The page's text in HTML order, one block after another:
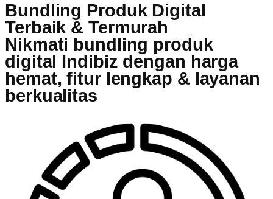
Bundling Produk Digital
Terbaik & Termurah
Nikmati bundling produk
digital Indibiz dengan harga
hemat, fitur lengkap & layanan
berkualitas